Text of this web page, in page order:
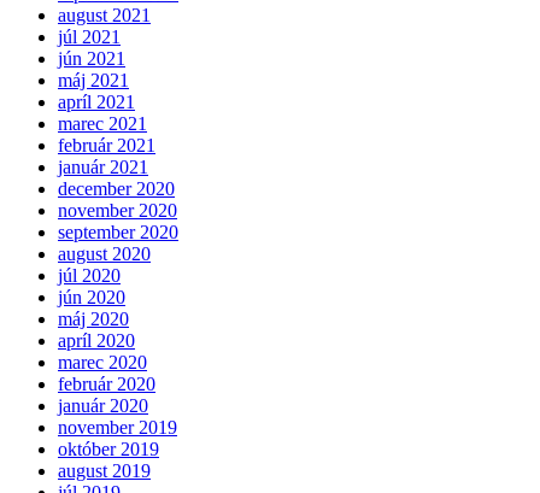
august 2021
júl 2021
jún 2021
máj 2021
apríl 2021
marec 2021
február 2021
január 2021
december 2020
november 2020
september 2020
august 2020
júl 2020
jún 2020
máj 2020
apríl 2020
marec 2020
február 2020
január 2020
november 2019
október 2019
august 2019